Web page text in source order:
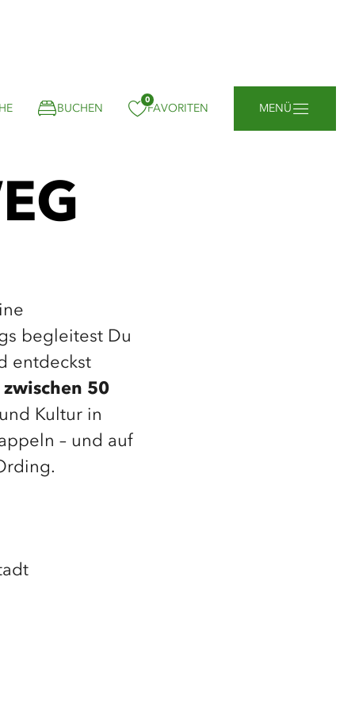
BUCHEN FAVORITEN
gemerkt:
0
MENÜ
begleitest Du
entdeckst
50
Kultur in
– und auf